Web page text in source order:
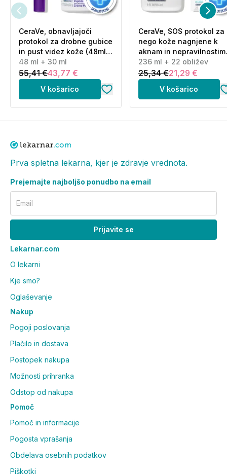
CeraVe, obnavljajoči
protokol za drobne gubice
in pust videz kože (48ml
+ 30 ml)
48 ml + 30 ml
55,41 €43,77 €
V košarico
CeraVe, SOS protokol za
nego kože nagnjene k
aknam in nepravilnostim
(236 ml + 22 obližev)
236 ml + 22 obližev
25,34 €21,29 €
V košarico
Prva spletna lekarna, kjer je zdravje vrednota.
Prejemajte najboljšo ponudbo na email
Email
Prijavite se
Lekarnar.com
O lekarni
Kje smo?
Oglaševanje
Nakup
Pogoji poslovanja
Plačilo in dostava
Postopek nakupa
Možnosti prihranka
Odstop od nakupa
Pomoč
Pomoč in informacije
Pogosta vprašanja
Obdelava osebnih podatkov
Piškotki